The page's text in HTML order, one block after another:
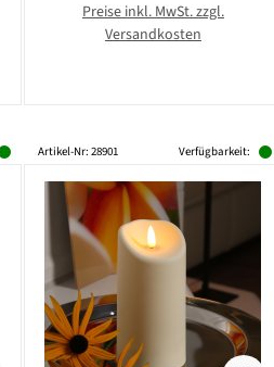
Preise inkl. MwSt. zzgl.
Versandkosten
Artikel-Nr: 28901 Verfügbarkeit: